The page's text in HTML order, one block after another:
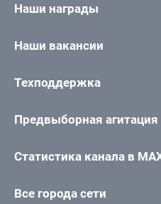
Наши награды
Наши вакансии
Техподдержка
Предвыборная агитация
Статистика канала в
Все города сети